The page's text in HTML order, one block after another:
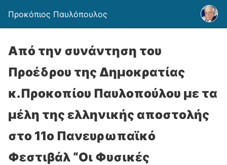
Προκόπιος Παυλόπουλος
Από την συνάντηση του
Προέδρου της Δημοκρατίας
κ.Προκοπίου Παυλοπούλου με τα
μέλη της ελληνικής αποστολής
στο 11ο Πανευρωπαϊκό
Φεστιβάλ “Οι Φυσικές